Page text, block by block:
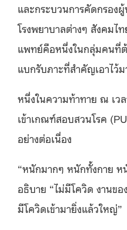
และกระบวนการคัดกรอง
โรงพยาบาลต่างๆ สังคมไ
แพทย์คือหนึ่งในกลุ่มคนที่
แบกรับภาะที่สำคัญเอาไว้
หนึ่งในความท้าทาย ณ เว
เข้าเกณฑ์สอบสวนโรค
อย่างต่อเนื่อง
“หนักมากๆ หนักทั้งกาย ห
อธิบาย “ไม่มีโควิด งานข
มีโควิดเข้ามายิ่งแล้วใหญ่”